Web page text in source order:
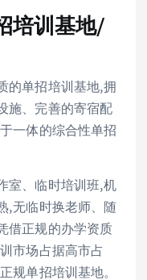
培训基地/
的单招培训基地,拥
施、完善的寄宿配
一体的综合性单招
室、临时培训班,机
,无临时换老师、随
借正规的办学资质
市场占据高市占
规单招培训基地。